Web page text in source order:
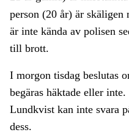
person (20 år) är skäligen
är inte kända av polisen
till brott.
I morgon tisdag beslutas
begäras häktade eller
Lundkvist kan inte svara
dess.